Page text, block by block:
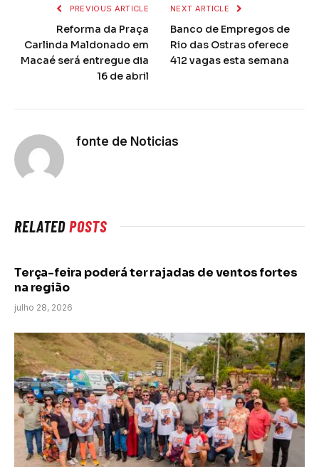
PREVIOUS ARTICLE
Reforma da Praça
Carlinda Maldonado em
Macaé será entregue dia
16 de abril
NEXT ARTICLE
Banco de Empregos de
Rio das Ostras oferece
412 vagas esta semana
fonte de Noticias
RELATEDPOSTS
Terça-feira poderá ter rajadas de ventos fortes
na região
julho 28, 2026